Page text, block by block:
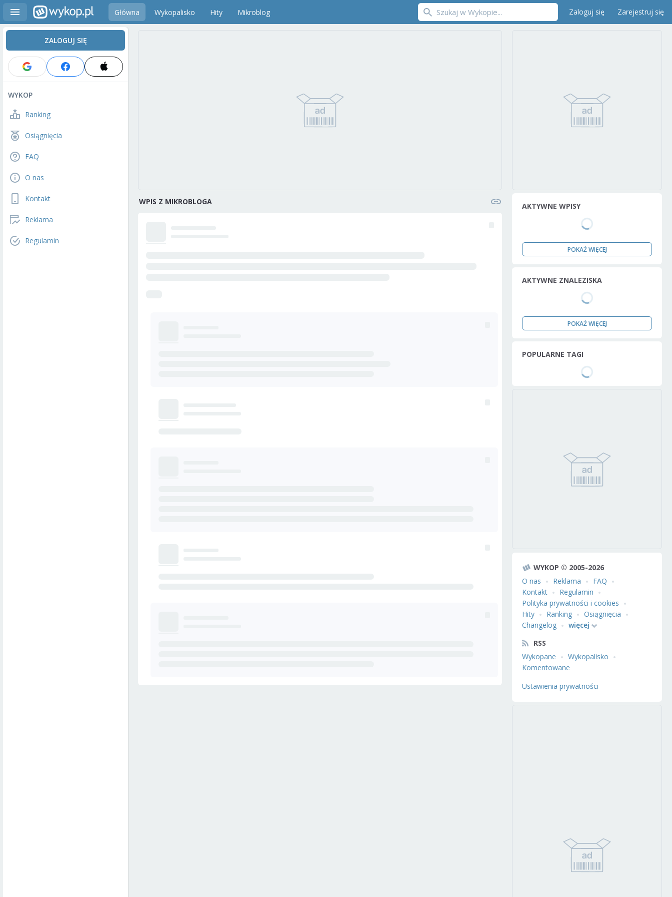
Główna Wykopalisko Hity Mikroblog Zaloguj się Zarejestruj się
ZALOGUJ SIĘ
WYKOP
Ranking
Osiągnięcia
FAQ
O nas
Kontakt
Reklama
Regulamin
WPIS Z MIKROBLOGA AKTYWNE WPISY
POKAŻ WIĘCEJ
AKTYWNE ZNALEZISKA
POKAŻ WIĘCEJ
POPULARNE TAGI
WYKOP © 2005-2026
O nas
Reklama
FAQ
Kontakt
Regulamin
Polityka prywatności i cookies
Hity
Ranking
Osiągnięcia
Changelog
więcej
RSS
Wykopane
Wykopalisko
Komentowane
Ustawienia prywatności